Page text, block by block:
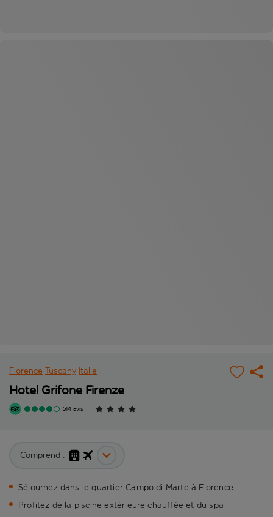
Florence Tuscany Italie
Hotel Grifone Firenze
514 avis
Comprend :
Séjournez dans le quartier Campo di Marte à Florence
Profitez de la piscine extérieure chauffée et du spa